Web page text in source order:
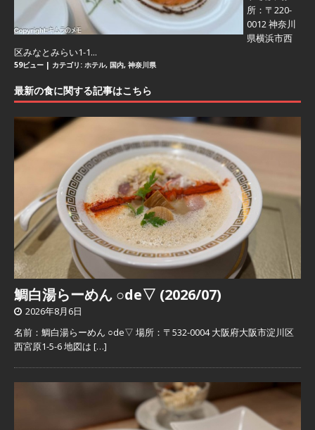
所：〒220-
0012 神奈川
県横浜市西
区みなとみらい1-1...
59ビュー | カテゴリ: ホテル, 国内, 神奈川県
最新の食に関する記事はこちら
鯛白湯らーめん ○de▽ (2026/07)
2026年8月6日
名前：鯛白湯らーめん ○de▽ 場所：〒532-0004 大阪府大阪市淀川区
西宮原1-5-6 地図は […]